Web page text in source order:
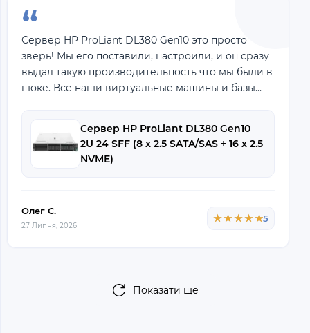
“
Сервер HP ProLiant DL380 Gen10 это просто
зверь! Мы его поставили, настроили, и он сразу
выдал такую производительность что мы были в
шоке. Все наши виртуальные машины и базы
Сервер HP ProLiant DL380 Gen10
2U 24 SFF (8 x 2.5 SATA/SAS + 16 x 2.5
NVME)
Олег С.
27 Липня, 2026
★★★★★
★★★★★5
Показати ще